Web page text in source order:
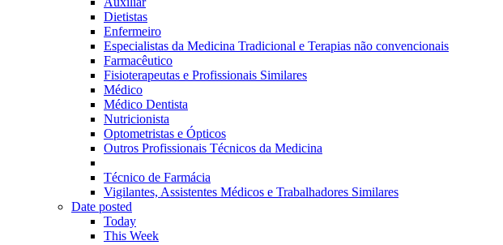
Dietistas
Enfermeiro
Especialistas da Medicina Tradicional e Terapias não convencionais
Farmacêutico
Fisioterapeutas e Profissionais Similares
Médico
Médico Dentista
Nutricionista
Optometristas e Ópticos
Outros Profissionais Técnicos da Medicina
Técnico de Farmácia
Vigilantes, Assistentes Médicos e Trabalhadores Similares
Date posted
Today
This Week